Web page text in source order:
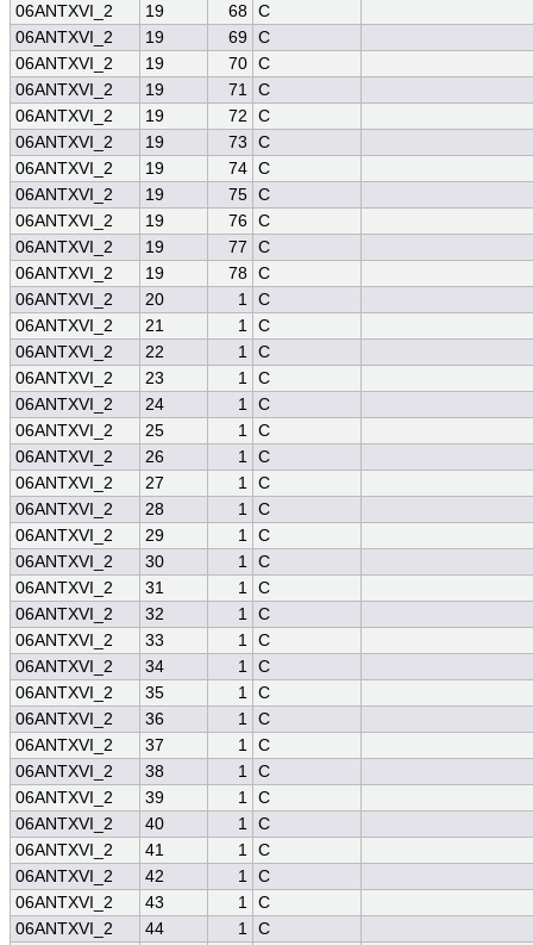
06ANTXVI_2 19 68 C
06ANTXVI_2
19 69 C
06ANTXVI_2
19 70 C
06ANTXVI_2
19 71 C
06ANTXVI_2
19 72
C
06ANTXVI_2
19 73
C
06ANTXVI_2
19 74 C
06ANTXVI_2
19 75 C
06ANTXVI_2
19 76 C
06ANTXVI_2
19 77
C
06ANTXVI_2
19 78 C
06ANTXVI_2
20 1 C
06ANTXVI_2
21 1 C
06ANTXVI_2
22 1 C
06ANTXVI_2
23 1 C
06ANTXVI_2
24 1 C
06ANTXVI_2
25 1 C
06ANTXVI_2
26 1 C
06ANTXVI_2
27 1 C
06ANTXVI_2
28 1 C
06ANTXVI_2
29 1 C
06ANTXVI_2
30 1 C
06ANTXVI_2
31 1 C
06ANTXVI_2
32 1 C
06ANTXVI_2
33 1 C
06ANTXVI_2
34 1 C
06ANTXVI_2
35 1 C
06ANTXVI_2
36 1 C
06ANTXVI_2
37 1 C
06ANTXVI_2
38 1 C
06ANTXVI_2
39 1 C
06ANTXVI_2
40 1 C
06ANTXVI_2
41 1 C
06ANTXVI_2
42 1 C
06ANTXVI_2
43 1 C
06ANTXVI_2
44 1 C